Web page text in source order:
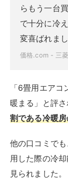
らもう一台
で十分に冷
変喜ばれまし
価格.com - 三
「6畳用エア
暖まる」と評
割である冷暖
他の口コミで
用した際の冷
見られました。